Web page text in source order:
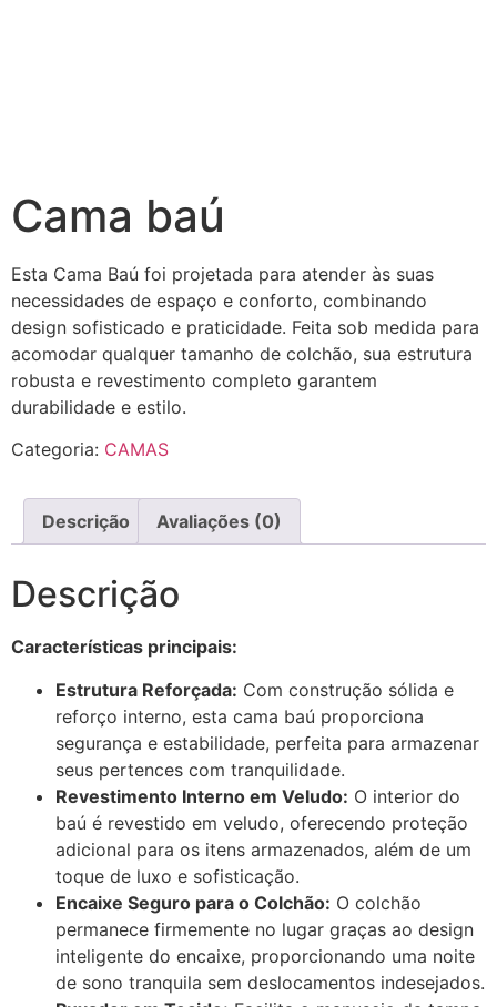
Cama baú
Esta Cama Baú foi projetada para atender às suas
necessidades de espaço e conforto, combinando
design sofisticado e praticidade. Feita sob medida para
acomodar qualquer tamanho de colchão, sua estrutura
robusta e revestimento completo garantem
durabilidade e estilo.
Categoria: CAMAS
Descrição Avaliações (0)
Descrição
Características principais:
Estrutura Reforçada: Com construção sólida e
reforço interno, esta cama baú proporciona
segurança e estabilidade, perfeita para armazenar
seus pertences com tranquilidade.
Revestimento Interno em Veludo: O interior do
baú é revestido em veludo, oferecendo proteção
adicional para os itens armazenados, além de um
toque de luxo e sofisticação.
Encaixe Seguro para o Colchão: O colchão
permanece firmemente no lugar graças ao design
inteligente do encaixe, proporcionando uma noite
de sono tranquila sem deslocamentos indesejados.